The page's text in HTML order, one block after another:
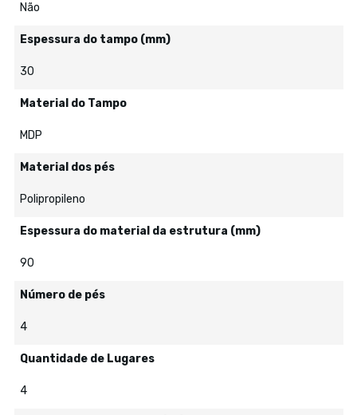
Não
Espessura do tampo (mm)
30
Material do Tampo
MDP
Material dos pés
Polipropileno
Espessura do material da estrutura (mm)
90
Número de pés
4
Quantidade de Lugares
4